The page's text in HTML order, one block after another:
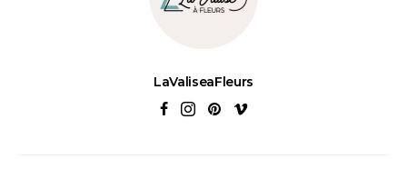
LaValiseaFleurs